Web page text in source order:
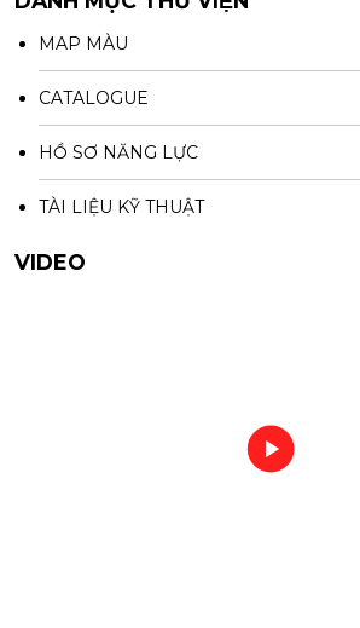
MAP MÀU
CATALOGUE
HỒ SƠ NĂNG LỰC
TÀI LIỆU KỸ THUẬT
VIDEO